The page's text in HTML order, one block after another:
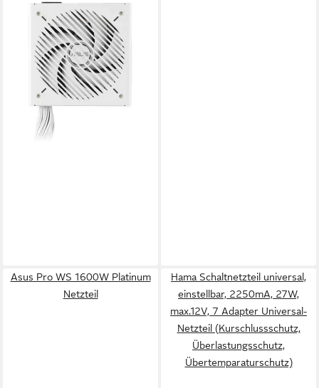
Prime 750W Bronze White
Edition Netzteil
140,00 €
lieferbar - in 4-5 Werktagen bei dir
Asus Pro WS 1600W Platinum
Netzteil
Hama Schaltnetzteil universal,
einstellbar, 2250mA, 27W,
max.12V, 7 Adapter Universal-
Netzteil (Kurschlussschutz,
Überlastungsschutz,
Übertemparaturschutz)